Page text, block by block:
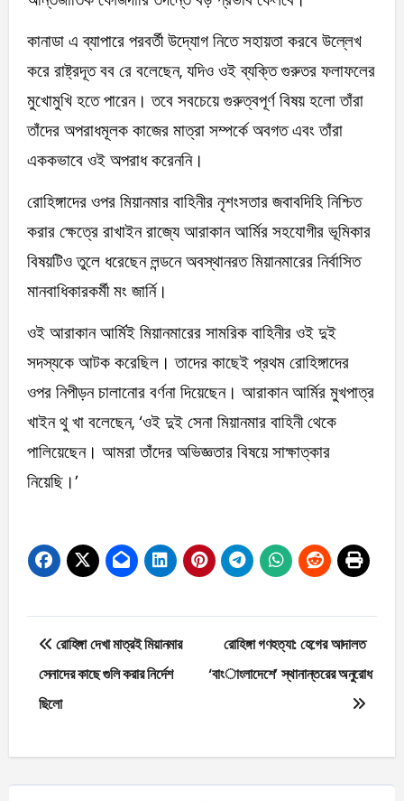
কানাডা এ ব্যাপারে পরবর্তী উদ্যোগ নিতে সহায়তা করবে উল্লেখ
করে রাষ্ট্রদূত বব রে বলেছেন, যদিও ওই ব্যক্তি গুরুতর ফলাফলের
মুখোমুখি হতে পারেন। তবে সবচেয়ে গুরুত্বপূর্ণ বিষয় হলো তাঁরা
তাঁদের অপরাধমূলক কাজের মাত্রা সম্পর্কে অবগত এবং তাঁরা
এককভাবে ওই অপরাধ করেননি।
রোহিঙ্গাদের ওপর মিয়ানমার বাহিনীর নৃশংসতার জবাবদিহি নিশ্চিত
করার ক্ষেত্রে রাখাইন রাজ্যে আরাকান আর্মির সহযোগীর ভূমিকার
বিষয়টিও তুলে ধরেছেন লন্ডনে অবস্থানরত মিয়ানমারের নির্বাসিত
মানবাধিকারকর্মী মং জার্নি।
ওই আরাকান আর্মিই মিয়ানমারের সামরিক বাহিনীর ওই দুই
সদস্যকে আটক করেছিল। তাদের কাছেই প্রথম রোহিঙ্গাদের
ওপর নিপীড়ন চালানোর বর্ণনা দিয়েছেন। আরাকান আর্মির মুখপাত্র
খাইন থু খা বলেছেন, ‘ওই দুই সেনা মিয়ানমার বাহিনী থেকে
পালিয়েছেন। আমরা তাঁদের অভিজ্ঞতার বিষয়ে সাক্ষাত্কার
নিয়েছি।’
Post
navigation
রোহিঙ্গা দেখা মাত্রই মিয়ানমার
সেনাদের কাছে গুলি করার নির্দেশ
ছিলো
রোহিঙ্গা গণহত্যা: হেগের আদালত
‘বাংলাদেশে’ স্থানান্তরের অনুরোধ